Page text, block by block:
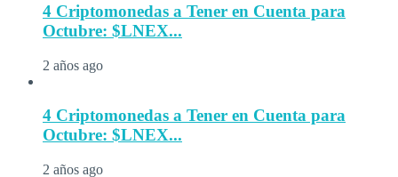
4 Criptomonedas a Tener en Cuenta para
Octubre: $LNEX...
2 años ago
4 Criptomonedas a Tener en Cuenta para
Octubre: $LNEX...
2 años ago